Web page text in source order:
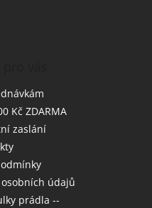
Kč ZDARMA
zaslání
údajů
prádla --